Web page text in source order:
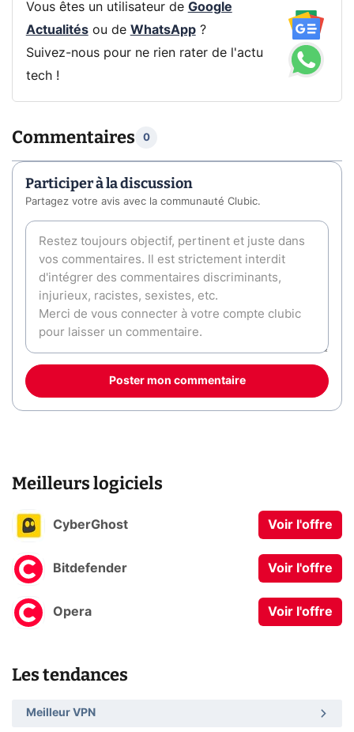
Vous êtes un utilisateur de Google
Actualitésou de WhatsApp?
Suivez-nous pour ne rien rater de l'actu
tech !
Commentaires 0
Participer à la discussion
Partagez votre avis avec la communauté Clubic.
Poster mon commentaire
Meilleurs logiciels
CyberGhost Voir l'offre
Bitdefender Voir l'offre
Opera Voir l'offre
Les tendances
Meilleur VPN